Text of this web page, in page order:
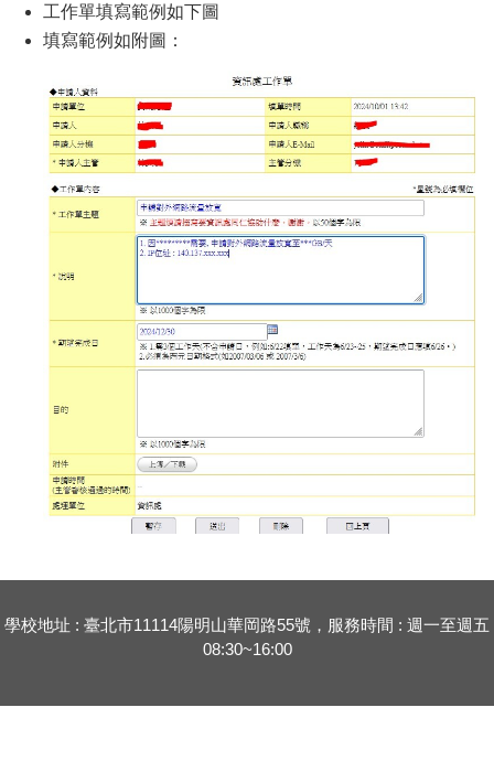
工作單填寫範例如下圖
填寫範例如附圖：
學校地址 : 臺北市11114陽明山華岡路55號，服務時間 : 週一至週五
08:30~16:00